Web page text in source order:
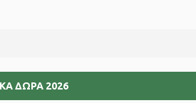
ΔΩΡΑ 2026